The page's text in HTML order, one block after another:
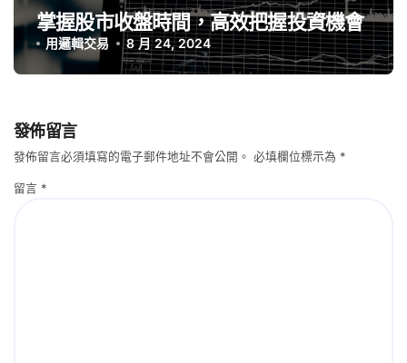
掌握股市收盤時間，高效把握投資機會
用邏輯交易 8 月 24, 2024
發佈留言
發佈留言必須填寫的電子郵件地址不會公開。 必填欄位標示為 *
留言 *